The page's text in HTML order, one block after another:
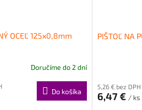
OCEĽ 125x0,8mm
Doručíme do 2 dní
Do košíka
PIŠTOĽ NA
5,26 € bez DPH
6,47 € / ks